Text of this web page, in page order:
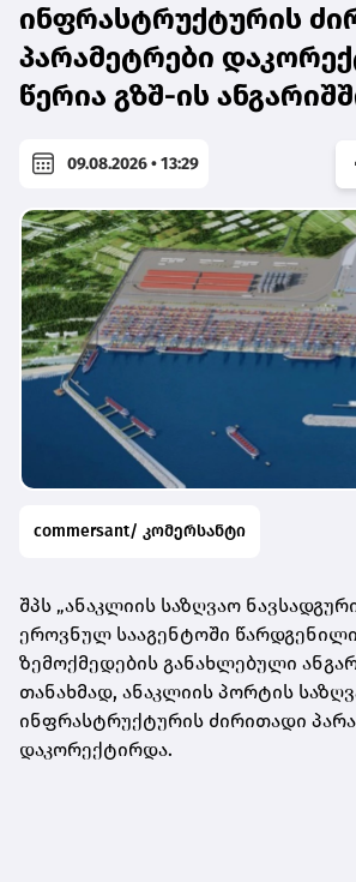
ინფრასტრუქტურის
პარამეტრები
წერია გზშ-ის
09.08.2026 • 13:29
commersant/ კომერსანტი
შპს „ანაკლიის საზღვაო
ეროვნულ სააგენტოში
ზემოქმედების განახლებული
თანახმად, ანაკლიის პორტის
ინფრასტრუქტურის ძირითადი
დაკორექტირდა.